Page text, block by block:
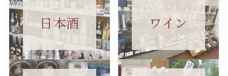
日本酒 ワイン